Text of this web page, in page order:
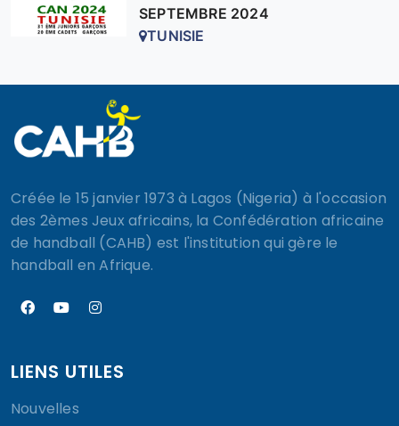
SEPTEMBRE 2024
TUNISIE
Créée le 15 janvier 1973 à Lagos (Nigeria) à l'occasion
des 2èmes Jeux africains, la Confédération africaine
de handball (CAHB) est l'institution qui gère le
handball en Afrique.
LIENS UTILES
Nouvelles